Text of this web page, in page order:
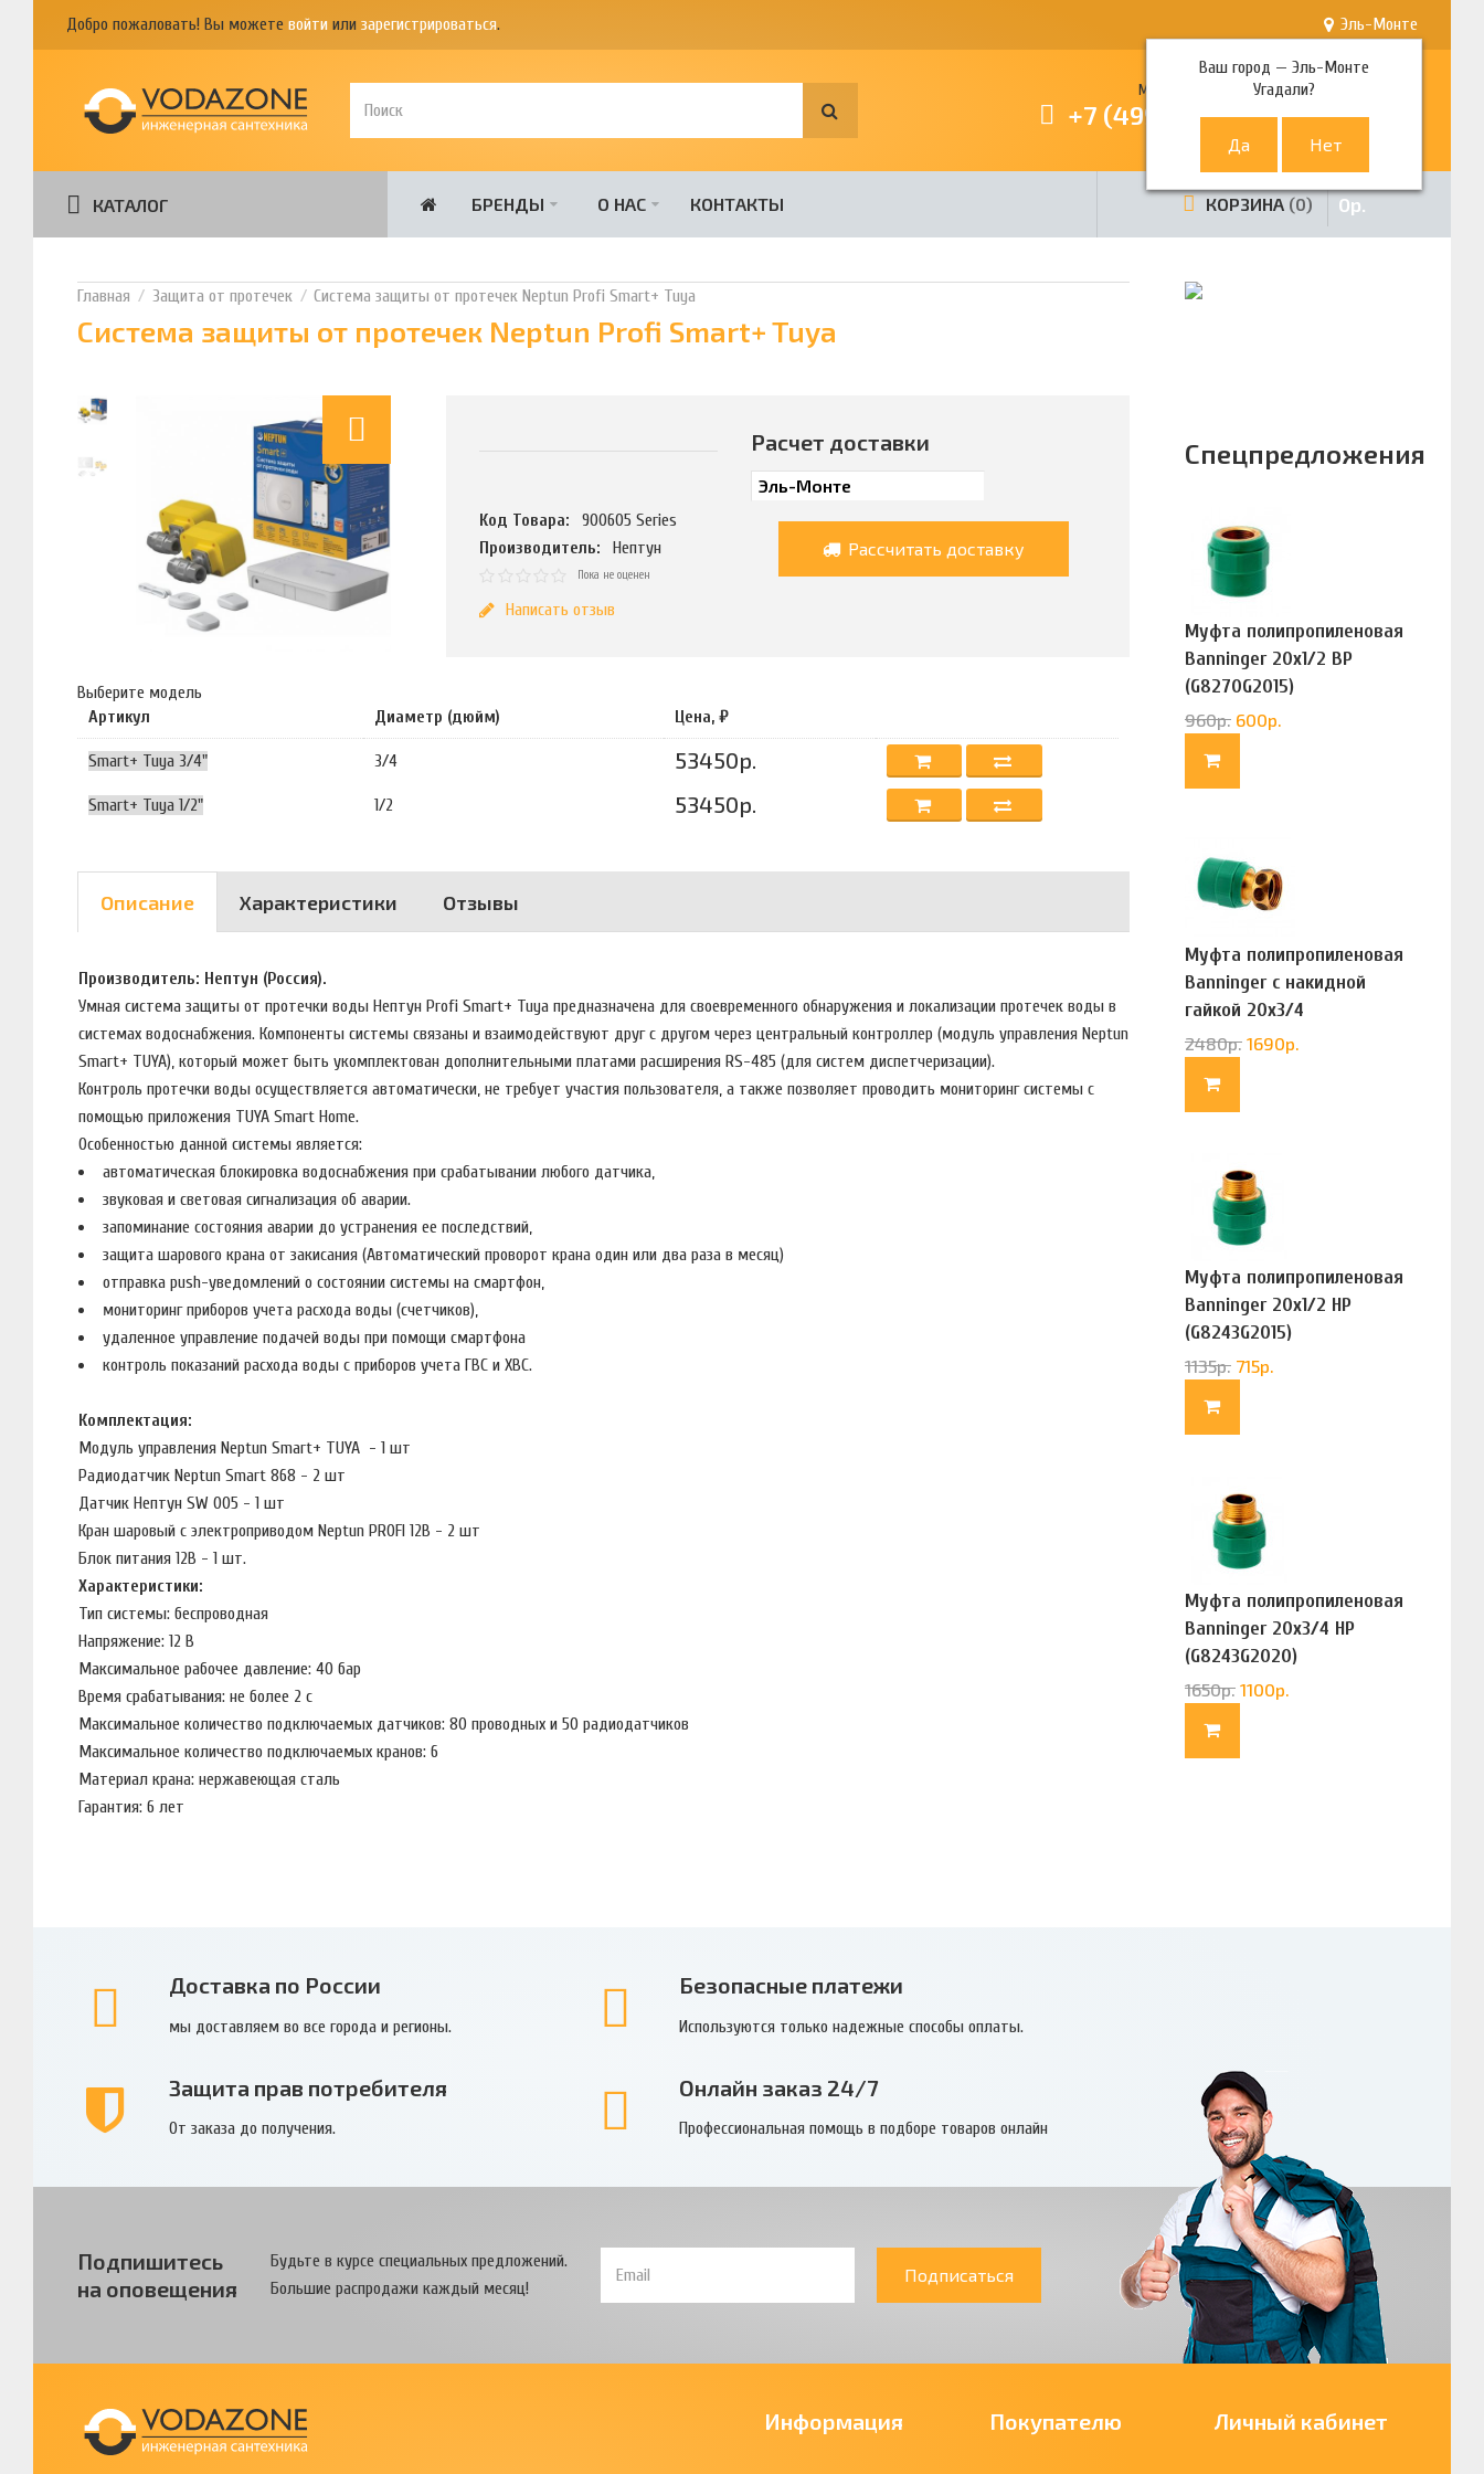
Добро пожаловать! Вы можете войти или зарегистрироваться. Эль-Монте
Ваш город —Эль-Монте
Угадали?
Многоканальный телефон
+7 (499) 380-80-80
КАТАЛОГ БРЕНДЫ О НАС КОНТАКТЫ КОРЗИНА 0 0р.
Защита от протечек Система защиты от протечек Neptun Profi Smart+ Tuya
Система защиты от протечек Neptun Profi Smart+ Tuya
Код Товара:
900605 Series
Производитель:
Нептун
Пока не оценен
Написать отзыв
Расчет доставки
Рассчитать доставку
Выберите модель
Артикул
Диаметр (дюйм) Цена, ₽
Smart+ Tuya 3/4" 3/4 53450р.
Smart+ Tuya 1/2" 1/2 53450р.
Описание Характеристики Отзывы
Производитель: Нептун (Россия).
Умная система защиты от протечки воды Нептун Profi Smart+ Tuya предназначена для своевременного обнаружения и локализации протечек воды в
системах водоснабжения. Компоненты системы связаны и взаимодействуют друг с другом через центральный контроллер (модуль управления Neptun
Smart+ TUYA), который может быть укомплектован дополнительными платами расширения RS-485 (для систем диспетчеризации).
Контроль протечки воды осуществляется автоматически, не требует участия пользователя, а также позволяет проводить мониторинг системы с
помощью приложения TUYA Smart Home.
Особенностью данной системы является:
автоматическая блокировка водоснабжения при срабатывании любого датчика,
звуковая и световая сигнализация об аварии.
запоминание состояния аварии до устранения ее последствий,
защита шарового крана от закисания (Автоматический проворот крана один или два раза в месяц)
отправка push-уведомлений о состоянии системы на смартфон,
мониторинг приборов учета расхода воды (счетчиков),
удаленное управление подачей воды при помощи смартфона
контроль показаний расхода воды с приборов учета ГВС и ХВС.
Комплектация:
Модуль управления Neptun Smart+ TUYA - 1 шт
Радиодатчик Neptun Smart 868 - 2 шт
Датчик Нептун SW 005 - 1 шт
Кран шаровый с электроприводом Neptun PROFI 12В - 2 шт
Блок питания 12В - 1 шт.
Характеристики:
Тип системы: беспроводная
Напряжение: 12 В
Максимальное рабочее давление: 40 бар
Время срабатывания: не более 2 с
Максимальное количество подключаемых датчиков: 80 проводных и 50 радиодатчиков
Максимальное количество подключаемых кранов: 6
Материал крана: нержавеющая сталь
Гарантия: 6 лет
Спецпредложения
Муфта полипропиленовая
Banninger 20х1/2 ВР
(G8270G2015)
960р. 600р.
Муфта полипропиленовая
Banninger с накидной
гайкой 20х3/4
(G83322020)
2480р. 1690р.
Муфта полипропиленовая
Banninger 20х1/2 НР
(G8243G2015)
1135р. 715р.
Муфта полипропиленовая
Banninger 20х3/4 НР
(G8243G2020)
1650р. 1100р.
Доставка по России
мы доставляем во все города и регионы.
Безопасные платежи
Используются только надежные способы оплаты.
Защита прав потребителя
От заказа до получения.
Онлайн заказ 24/7
Профессиональная помощь в подборе товаров онлайн
Подпишитесь
на оповещения
Будьте в курсе специальных предложений.
Большие распродажи каждый месяц!
Подписаться
Информация Покупателю Личный кабинет